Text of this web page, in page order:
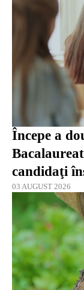
Începe a
candidaţi
03 AUGUST 2026